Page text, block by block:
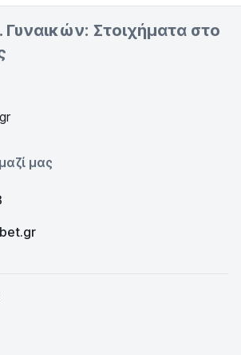
Γυναικών: Στοιχήματα στο
μας